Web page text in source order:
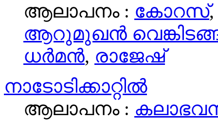
ആലാപനം : കോറസ്‌
ആറുമുഖന്‍
ധര്‍മന്‍, രാജേഷ്
നാടോടിക്കാറ്റില്‍
ആലാപനം :